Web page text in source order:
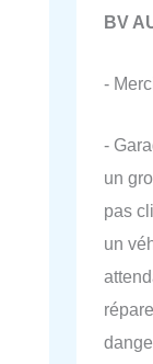
BV
-
-
un
pas
un